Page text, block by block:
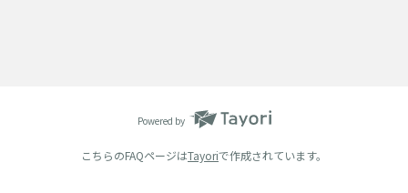
Powered by
こちらのFAQページはTayoriで作成されています。